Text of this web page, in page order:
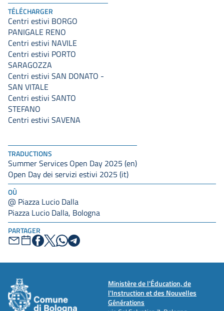
TRADUCTIONS
Summer Services Open Day 2025 (en)
Open Day dei servizi estivi 2025 (it)
OÙ
@ Piazza Lucio Dalla
Piazza Lucio Dalla, Bologna
PARTAGER
TÉLÉCHARGER
Centri estivi BORGO
PANIGALE RENO
Centri estivi NAVILE
Centri estivi PORTO
SARAGOZZA
Centri estivi SAN DONATO -
SAN VITALE
Centri estivi SANTO
STEFANO
Centri estivi SAVENA
Ministère de l'Éducation, de
l'Instruction et des Nouvelles
Générations